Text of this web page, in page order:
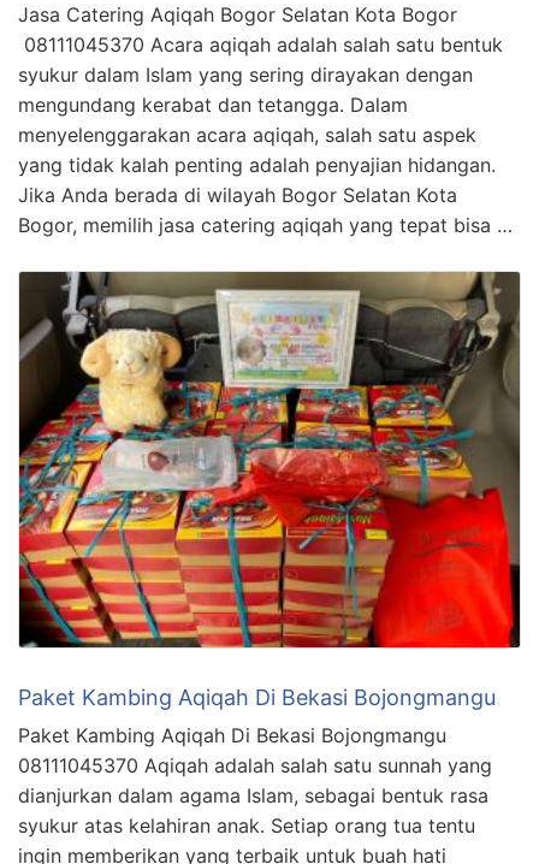
Jasa Catering Aqiqah Bogor Selatan Kota Bogor
08111045370 Acara aqiqah adalah salah satu bentuk
syukur dalam Islam yang sering dirayakan dengan
mengundang kerabat dan tetangga. Dalam
menyelenggarakan acara aqiqah, salah satu aspek
yang tidak kalah penting adalah penyajian hidangan.
Jika Anda berada di wilayah Bogor Selatan Kota
Bogor, memilih jasa catering aqiqah yang tepat bisa …
Paket Kambing Aqiqah Di Bekasi Bojongmangu
Paket Kambing Aqiqah Di Bekasi Bojongmangu
08111045370 Aqiqah adalah salah satu sunnah yang
dianjurkan dalam agama Islam, sebagai bentuk rasa
syukur atas kelahiran anak. Setiap orang tua tentu
ingin memberikan yang terbaik untuk buah hati